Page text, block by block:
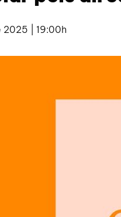
2025 | 19:00h